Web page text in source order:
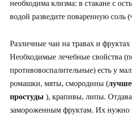
необходима клизма: в стакане с
водой разведите поваренную соль
Различные чаи на травах и фруктах
Необходимые лечебные свойства
противовоспалительные) есть у
ромашки, мяты, смородины (
простуды ), крапивы, липы.
замороженным фруктам. Их нужно